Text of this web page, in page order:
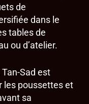
de
dans le
tables de
ou d’atelier.
Sad est
les poussettes et
sa